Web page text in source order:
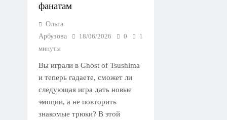
фанатам
Ольга
Арбузова
18/06/2026 0
1
минуты
Вы играли в Ghost of Tsushima
и теперь гадаете, сможет ли
следующая игра дать новые
эмоции, а не повторить
знакомые трюки? В этой